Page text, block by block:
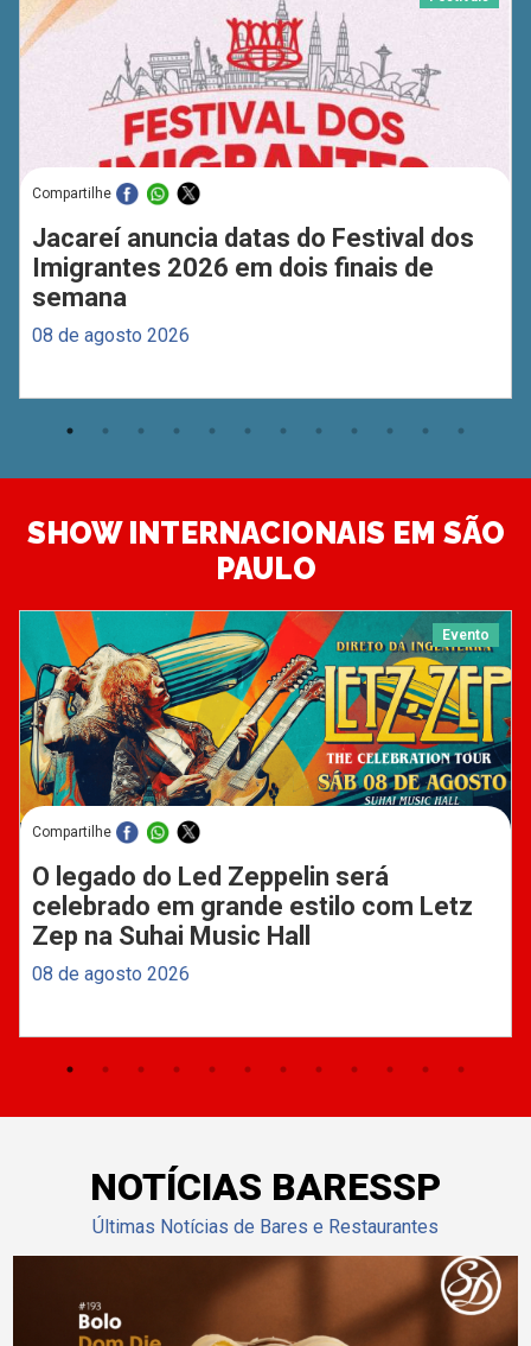
Compartilhe
Jacareí anuncia datas do Festival dos
Imigrantes 2026 em dois finais de
semana
08 de agosto 2026
SHOW INTERNACIONAIS EM SÃO
PAULO
Evento
Compartilhe
O legado do Led Zeppelin será
celebrado em grande estilo com Letz
Zep na Suhai Music Hall
08 de agosto 2026
NOTÍCIAS BARESSP
Últimas Notícias de Bares e Restaurantes